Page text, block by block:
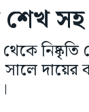
শেখ
দায়ের